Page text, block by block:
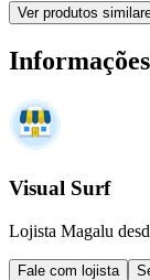
Ver produtos
Visual Surf
Lojista Magalu
Fale com lojista